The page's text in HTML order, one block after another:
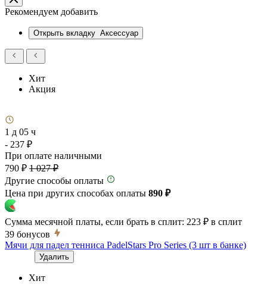
Рекомендуем добавить
Открыть вкладку Аксессуар
Хит
Акция
1 д 05 ч
- 237 ₽
При оплате наличными
790 ₽ 1 027 ₽
Другие способы оплаты
Цена при других способах оплаты 890 ₽
Сумма месячной платы, если брать в сплит: 223 ₽ в сплит
39 бонусов
Мячи для падел тенниса PadelStars Pro Series (3 шт в банке)
Удалить
Хит